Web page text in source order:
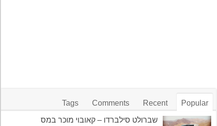
Popular
Recent
Comments
Tags
שברולט סילברדו – קאובוי מוכר במס